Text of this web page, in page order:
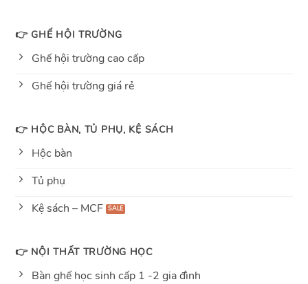
👉 GHẾ HỘI TRƯỜNG
Ghế hội trường cao cấp
Ghế hội trường giá rẻ
👉 HỘC BÀN, TỦ PHỤ, KỆ SÁCH
Hộc bàn
Tủ phụ
Kệ sách – MCF
👉 NỘI THẤT TRƯỜNG HỌC
Bàn ghế học sinh cấp 1 -2 gia đình